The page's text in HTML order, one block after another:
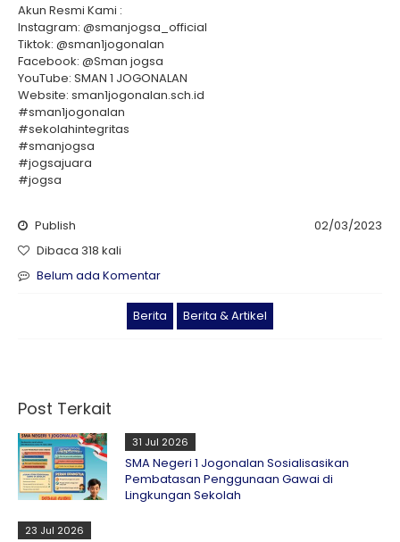
Akun Resmi Kami :
Instagram: @smanjogsa_official
Tiktok: @sman1jogonalan
Facebook: @Sman jogsa
YouTube: SMAN 1 JOGONALAN
Website: sman1jogonalan.sch.id
#sman1jogonalan
#sekolahintegritas
#smanjogsa
#jogsajuara
#jogsa
Publish
02/03/2023
Dibaca 318 kali
Belum ada Komentar
Berita Berita & Artikel
Post Terkait
31 Jul 2026
SMA Negeri 1 Jogonalan Sosialisasikan
Pembatasan Penggunaan Gawai di
Lingkungan Sekolah
23 Jul 2026